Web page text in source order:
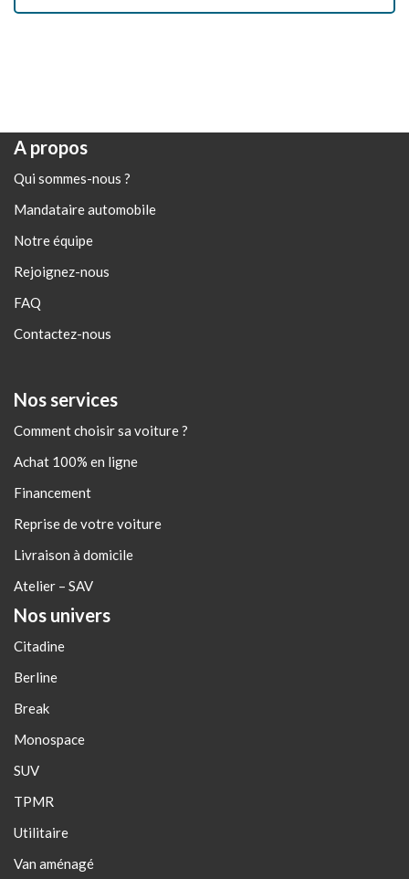
A propos
Qui sommes-nous ?
Mandataire automobile
Notre équipe
Rejoignez-nous
FAQ
Contactez-nous
Nos services
Comment choisir sa voiture ?
Achat 100% en ligne
Financement
Reprise de votre voiture
Livraison à domicile
Atelier – SAV
Nos univers
Citadine
Berline
Break
Monospace
SUV
TPMR
Utilitaire
Van aménagé